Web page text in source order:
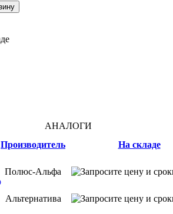
АНАЛОГИ
Производитель На складе
Полюс-Альфа
Альтернатива